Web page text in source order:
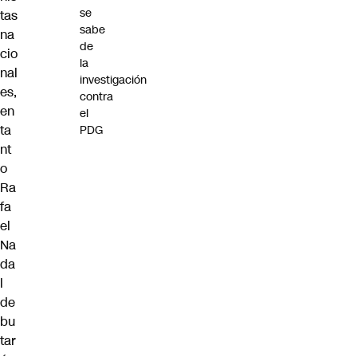
tas
na
cio
nal
es,
en
ta
nt
o
Ra
fa
el
Na
da
l
de
bu
tar
se
sabe
de
la
investigación
contra
el
PDG